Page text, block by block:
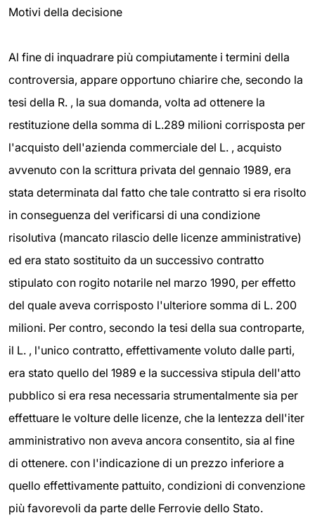
Motivi della decisione
Al fine di inquadrare più compiutamente i termini della
controversia, appare opportuno chiarire che, secondo la
tesi della R. , la sua domanda, volta ad ottenere la
restituzione della somma di L.289 milioni corrisposta per
l'acquisto dell'azienda commerciale del L. , acquisto
avvenuto con la scrittura privata del gennaio 1989, era
stata determinata dal fatto che tale contratto si era risolto
in conseguenza del verificarsi di una condizione
risolutiva (mancato rilascio delle licenze amministrative)
ed era stato sostituito da un successivo contratto
stipulato con rogito notarile nel marzo 1990, per effetto
del quale aveva corrisposto l'ulteriore somma di L. 200
milioni. Per contro, secondo la tesi della sua controparte,
il L. , l'unico contratto, effettivamente voluto dalle parti,
era stato quello del 1989 e la successiva stipula dell'atto
pubblico si era resa necessaria strumentalmente sia per
effettuare le volture delle licenze, che la lentezza dell'iter
amministrativo non aveva ancora consentito, sia al fine
di ottenere. con l'indicazione di un prezzo inferiore a
quello effettivamente pattuito, condizioni di convenzione
più favorevoli da parte delle Ferrovie dello Stato.